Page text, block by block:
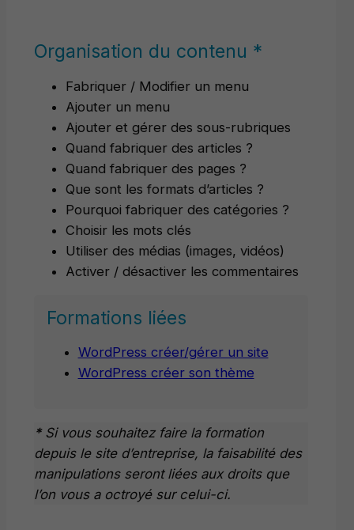
Organisation du contenu *
Fabriquer / Modifier un menu
Ajouter un menu
Ajouter et gérer des sous-rubriques
Quand fabriquer des articles ?
Quand fabriquer des pages ?
Que sont les formats d’articles ?
Pourquoi fabriquer des catégories ?
Choisir les mots clés
Utiliser des médias (images, vidéos)
Activer / désactiver les commentaires
Formations liées
WordPress créer/gérer un site
WordPress créer son thème
*Si vous souhaitez faire la formation
depuis le site d’entreprise, la faisabilité des
manipulations seront liées aux droits que
l’on vous a octroyé sur celui-ci.